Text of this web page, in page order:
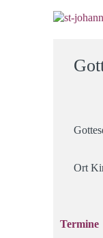
Ort
Termine